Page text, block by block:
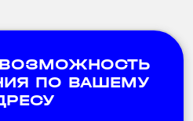
ВОЗМОЖНОСТЬ
ПО ВАШЕМУ